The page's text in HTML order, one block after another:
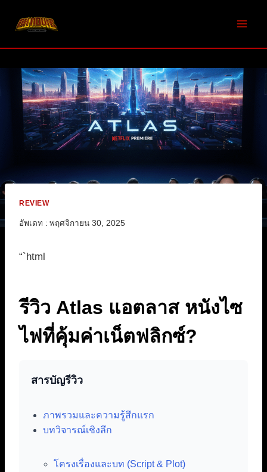
REVIEW
อัพเดท : พฤศจิกายน 30, 2025
“`html
รีวิว Atlas แอตลาส หนังไซ
ไฟที่คุ้มค่าเน็ตฟลิกซ์?
สารบัญรีวิว
ภาพรวมและความรู้สึกแรก
บทวิจารณ์เชิงลึก
โครงเรื่องและบท (Script & Plot)